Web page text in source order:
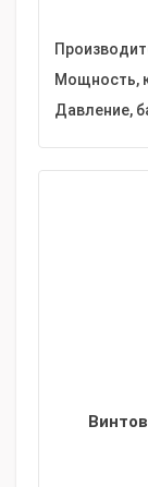
Мощность,
Давление,